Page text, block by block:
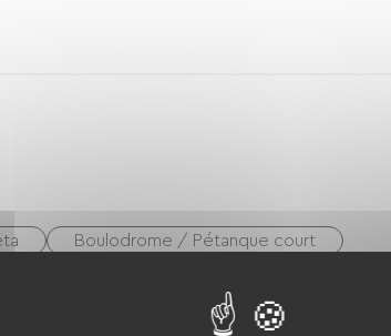
Boulodrome / Pétanque court